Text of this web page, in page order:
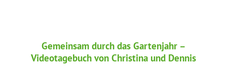
Gemeinsam durch das Gartenjahr –
Videotagebuch von Christina und Dennis